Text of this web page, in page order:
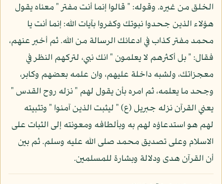
الخلق من غيره. وقوله: " قالوا إنما أنت مفتر " معناه يقول
هؤلاء الذين جحدوا نبوتك وكفروا بآيات الله: إنما أنت يا
محمد مفتر كذاب في ادعائك الرسالة من الله. ثم أخبر عنهم،
فقال: " بل أكثرهم لا يعلمون " انك نبي، لتركهم النظر في
معجزاتك، ولشبه داخلة عليهم، وان علمه بعضهم وكابر،
وجحد ما يعلمه، ثم امره بأن يقول لهم " نزله روح القدس "
يعني القرآن نزله جبريل (ع) " ليثبت الذين آمنوا " وتثبيته
لهم هو استدعاؤه لهم به وبألطافه ومعونته إلى الثبات على
الاسلام وعلى تصديق محمد صلى الله عليه وسلم. ثم بين
أن القرآن هدى ودلالة وبشارة للمسلمين.